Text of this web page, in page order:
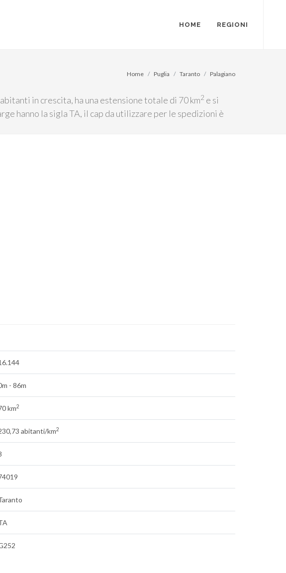
HOME REGIONI
in crescita, ha una estensione totale di 70 km2 e si
hanno la sigla TA, il cap da utilizzare per le spedizioni è
Home Puglia Taranto Palagiano
- 86m
km2
abitanti/km2